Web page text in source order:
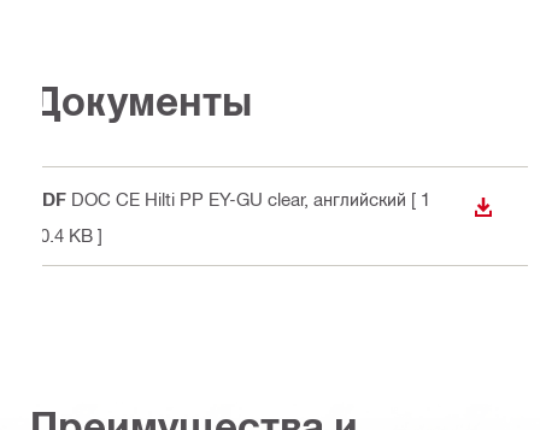
Документы
PDF DOC CE Hilti PP EY-GU clear, английский [ 1
00.4 KB ]